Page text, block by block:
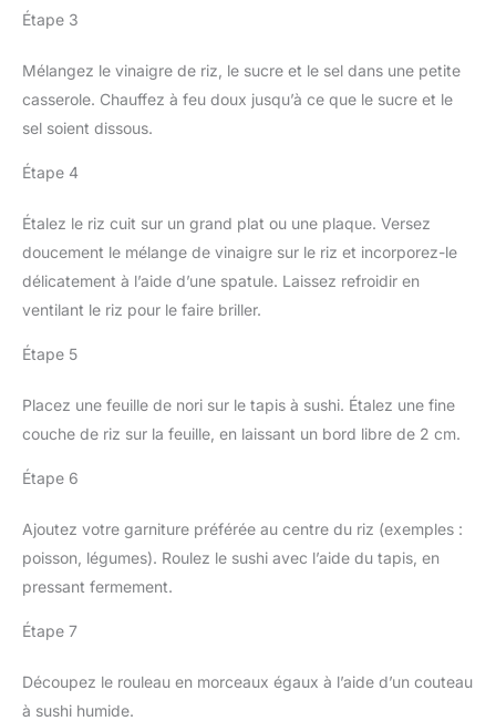
Étape 3
Mélangez le vinaigre de riz, le sucre et le sel dans une petite
casserole. Chauffez à feu doux jusqu’à ce que le sucre et le
sel soient dissous.
Étape 4
Étalez le riz cuit sur un grand plat ou une plaque. Versez
doucement le mélange de vinaigre sur le riz et incorporez-le
délicatement à l’aide d’une spatule. Laissez refroidir en
ventilant le riz pour le faire briller.
Étape 5
Placez une feuille de nori sur le tapis à sushi. Étalez une fine
couche de riz sur la feuille, en laissant un bord libre de 2 cm.
Étape 6
Ajoutez votre garniture préférée au centre du riz (exemples :
poisson, légumes). Roulez le sushi avec l’aide du tapis, en
pressant fermement.
Étape 7
Découpez le rouleau en morceaux égaux à l’aide d’un couteau
à sushi humide.